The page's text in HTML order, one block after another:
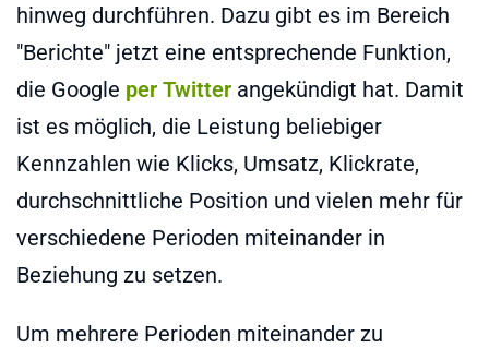
hinweg durchführen. Dazu gibt es im Bereich
"Berichte" jetzt eine entsprechende Funktion,
die Google per Twitter angekündigt hat. Damit
ist es möglich, die Leistung beliebiger
Kennzahlen wie Klicks, Umsatz, Klickrate,
durchschnittliche Position und vielen mehr für
verschiedene Perioden miteinander in
Beziehung zu setzen.
Um mehrere Perioden miteinander zu